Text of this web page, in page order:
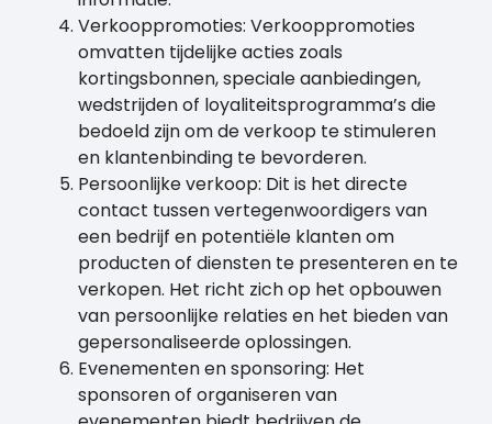
Verkooppromoties: Verkooppromoties
omvatten tijdelijke acties zoals
kortingsbonnen, speciale aanbiedingen,
wedstrijden of loyaliteitsprogramma’s die
bedoeld zijn om de verkoop te stimuleren
en klantenbinding te bevorderen.
Persoonlijke verkoop: Dit is het directe
contact tussen vertegenwoordigers van
een bedrijf en potentiële klanten om
producten of diensten te presenteren en te
verkopen. Het richt zich op het opbouwen
van persoonlijke relaties en het bieden van
gepersonaliseerde oplossingen.
Evenementen en sponsoring: Het
sponsoren of organiseren van